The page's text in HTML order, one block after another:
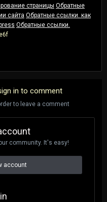
страницы Обратные
сайта Обратные ссылки. как
Обратные ссылки.
in to comment
to leave a comment
community. It's easy!
account